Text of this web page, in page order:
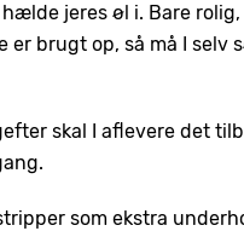
jeres øl i. Bare rolig,
er brugt op, så må I selv
skal I aflevere det
som ekstra